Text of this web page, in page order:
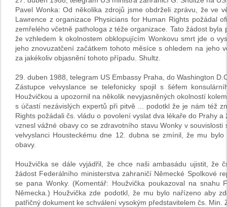
Pavel Wonka: Od několika zdrojů jsme obdrželi zprávu, že ve
Lawrence z organizace Physicians for Human Rights požádal
zemřelého včetně pathologa z téže organizace. Tato žádost
že vzhledem k okolnostem obklopujícím Wonkovu smrt jde o
jeho znovuzatčení začátkem tohoto měsíce s ohledem na jeho
za jakékoliv objasnění tohoto případu. Shultz.
29. duben 1988, telegram US Embassy Praha, do Washington
Zástupce velvyslance se telefonicky spojil s šéfem
Houžvičkou a upozornil na několik nevyjasněných okolností
s účastí nezávislých expertů při pitvě ... podotkl že je nám též
Rights požádali čs. vládu o povolení vyslat dva lékaře do Prahy
vznesl vážné obavy co se zdravotního stavu Wonky v
velvyslanci Housteckému dne 12. dubna se zmínil, že mu
obavy.
Houžvička se dále vyjádřil, že chce naši ambasádu ujistit, že
žádost Federálního ministerstva zahraničí Německé Spolkové
se pana Wonky. (Komentář: Houžvička poukazoval na snahu
Německa.) Houžvička zde podotkl, že mu bylo nařízeno aby
patřičný dokument ke schválení vysokým představitelem čs.